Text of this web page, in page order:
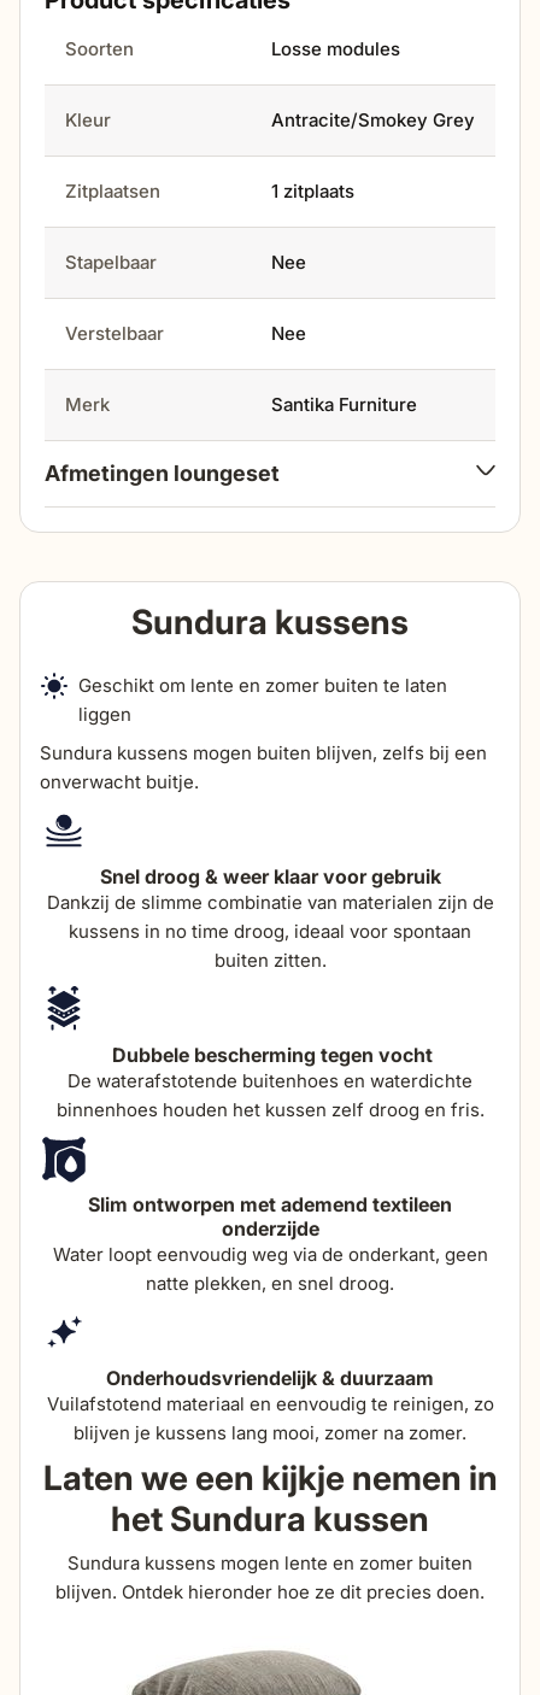
Soorten Losse modules
Kleur Antracite/Smokey Grey
Zitplaatsen 1 zitplaats
Stapelbaar Nee
Verstelbaar Nee
Merk Santika Furniture
Afmetingen loungeset
95 cm
zithoogte 42 cm
zitdiepte 60 cm
totale hoogte (incl
dikte zitkussens 20 cm
breedte
diepte 95 cm
zithoogte
zitdiepte 64 cm
kussen)
86 cm
dikte zitkussens 22 cm
Sundura kussens
Geschikt om lente en zomer buiten te laten
liggen
Sundura kussens mogen buiten blijven, zelfs bij een
onverwacht buitje.
Snel droog & weer klaar voor gebruik
Dankzij de slimme combinatie van materialen zijn de
kussens in no time droog, ideaal voor spontaan
buiten zitten.
Dubbele bescherming tegen vocht
De waterafstotende buitenhoes en waterdichte
binnenhoes houden het kussen zelf droog en fris.
Slim ontworpen met ademend textileen
onderzijde
Water loopt eenvoudig weg via de onderkant, geen
natte plekken, en snel droog.
Onderhoudsvriendelijk & duurzaam
Vuilafstotend materiaal en eenvoudig te reinigen, zo
blijven je kussens lang mooi, zomer na zomer.
Laten we een kijkje nemen in
het Sundura kussen
Sundura kussens mogen lente en zomer buiten
blijven. Ontdek hieronder hoe ze dit precies doen.